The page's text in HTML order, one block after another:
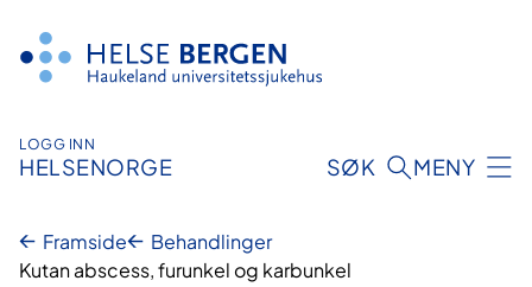
innhald
LOGG INN
HELSENORGE SØK MENY
Framside
Behandlinger
Kutan abscess, furunkel og karbunkel